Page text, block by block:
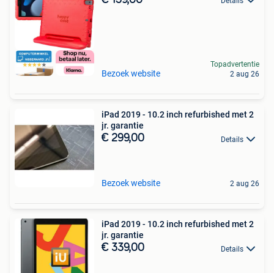
Bezoek website
Topadvertentie
2 aug 26
iPad 2019 - 10.2 inch refurbished met 2
jr. garantie
€ 299,00 Details
Bezoek website 2 aug 26
iPad 2019 - 10.2 inch refurbished met 2
jr. garantie
€ 339,00 Details